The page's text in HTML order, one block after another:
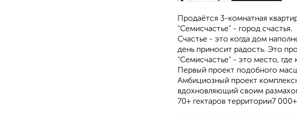
Продаётся 3-комнатная
"Семисчастье" - город счастья.
Счастье - это когда дом
день приносит радость. Это
"Семисчастье" - это место, где
Первый проект подобного
Амбициозный проект
вдохновляющий своим
70+ гектаров территории7